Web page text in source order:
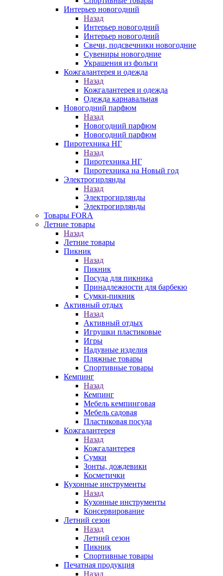
Интерьер новогодний
Назад
Интерьер новогодний
Интерьер новогодний
Свечи, подсвечники новогодние
Сувениры новогодние
Украшения из фольги
Кожгалантерея и одежда
Назад
Кожгалантерея и одежда
Одежда карнавальная
Новогодний парфюм
Назад
Новогодний парфюм
Новогодний парфюм
Пиротехника НГ
Назад
Пиротехника НГ
Пиротехника на Новый год
Электрогирлянды
Назад
Электрогирлянды
Электрогирлянды
Товары FORA
Летние товары
Назад
Летние товары
Пикник
Назад
Пикник
Посуда для пикника
Принадлежности для барбекю
Сумки-пикник
Активный отдых
Назад
Активный отдых
Игрушки пластиковые
Игры
Надувные изделия
Пляжные товары
Спортивные товары
Кемпинг
Назад
Кемпинг
Мебель кемпинговая
Мебель садовая
Пластиковая посуда
Кожгалантерея
Назад
Кожгалантерея
Сумки
Зонты, дождевики
Косметички
Кухонные инструменты
Назад
Кухонные инструменты
Консервирование
Летний сезон
Назад
Летний сезон
Пикник
Спортивные товары
Печатная продукция
Назад